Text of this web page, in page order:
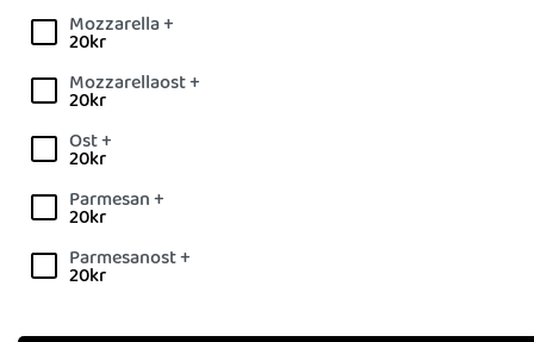
Mozzarella +
20kr
Mozzarellaost +
20kr
Ost +
20kr
Parmesan +
20kr
Parmesanost +
20kr